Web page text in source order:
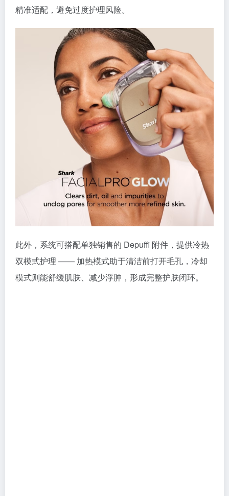
精准适配，避免过度护理风险。
此外，系统可搭配单独销售的 Depuffi 附件，提供冷热
双模式护理 —— 加热模式助于清洁前打开毛孔，冷却
模式则能舒缓肌肤、减少浮肿，形成完整护肤闭环。